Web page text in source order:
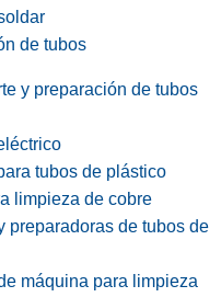
de tubos
y preparación de tubos
tubos de plástico
limpieza de cobre
preparadoras de tubos de
máquina para limpieza